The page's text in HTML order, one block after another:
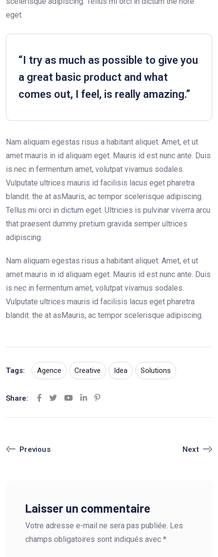
eget.
“I try as much as possible to give you
a great basic product and what
comes out, I feel, is really amazing.”
Nam aliquam egestas risus a habitant aliquet. Amet, et ut
amet mauris in id aliquam eget. Mauris id est nunc ante. Duis
is nec in fermentum amet, volutpat vivamus sodales.
Vulputate ultrices mauris id facilisis lacus eget pharetra
blandit. the at asMauris, ac tempor scelerisque adipiscing.
Tellus mi orci in dictum eget. Ultricies is pulvinar viverra arcu
that praesent dummy pretium gravida semper ultrices
adipiscing.
Nam aliquam egestas risus a habitant aliquet. Amet, et ut
amet mauris in id aliquam eget. Mauris id est nunc ante. Duis
is nec in fermentum amet, volutpat vivamus sodales.
Vulputate ultrices mauris id facilisis lacus eget pharetra
blandit. the at asMauris, ac tempor scelerisque adipiscing.
Tags: Agence Creative Idea Solutions
Share:
YoutubeLinkedIn
Previous Next
Laisser un commentaire
Votre adresse e-mail ne sera pas publiée. Les
champs obligatoires sont indiqués avec *